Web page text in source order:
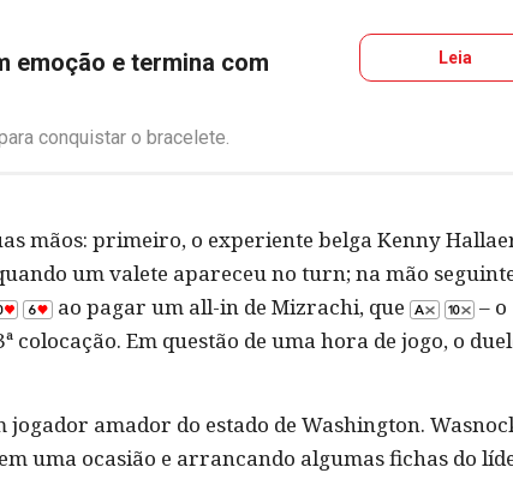
emoção e termina com
Leia
conquistar o bracelete.
mãos: primeiro, o experiente belga Kenny
um valete apareceu no turn; na mão
ao pagar um all-in de Mizrachi, que
– o
Em questão de uma hora de jogo, o
amador do estado de Washington.
uma ocasião e arrancando algumas fichas do